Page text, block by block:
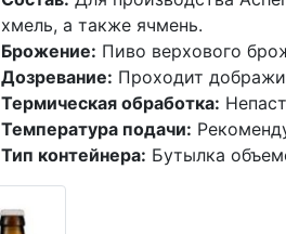
хмель, а также ячмень.
Брожение: Пиво верхового
Дозревание: Проходит
Термическая обработка:
Температура подачи:
Тип контейнера: Бутылка